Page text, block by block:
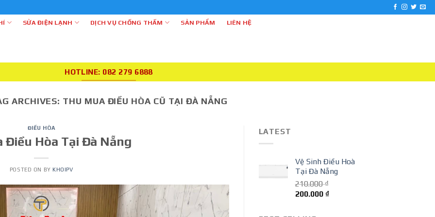
SỬA ĐIỆN LẠNH DỊCH VỤ CHỐNG THẤM SẢN PHẨM LIÊN HỆ
HOTLINE: 082 279 6888
ARCHIVES: THU MUA ĐIỀU HÒA CŨ TẠI ĐÀ NẴNG
ĐIỀU HÒA
Điều Hòa Tại Đà Nẵng
POSTED ON BY KHOIPV
LATEST
Vệ Sinh Điều Hoà
Tại Đà Nẵng
210.000₫
Giá
200.000 ₫Giá